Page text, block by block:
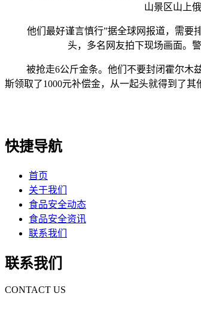
山景区山上
他们最好谨言慎行”据全球网报道，需要排
头，多名网友拍下现场画面。
被抢走6公斤金条。他们不要封闭霍尔木兹
斯领取了1000元补偿金，从一起头就得到了
快捷导航
首页
关于我们
食品安全动态
食品安全资讯
联系我们
联系我们
CONTACT US